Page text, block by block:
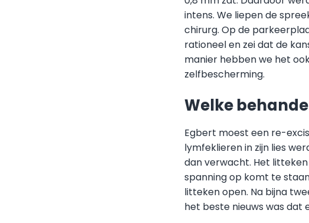
intens. We liepen de
chirurg. Op de
rationeel en zei dat de
manier hebben we het
zelfbescherming.
Welke
Egbert moest een re-
lymfeklieren in zijn lies
dan verwacht. Het
spanning op komt te
litteken open. Na bijna
het beste nieuws was dat